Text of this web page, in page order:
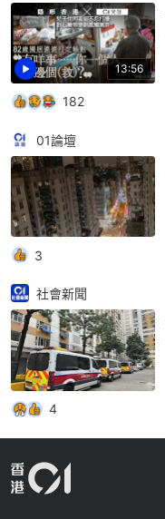
13:56
182
01論壇
3
社會新聞
4